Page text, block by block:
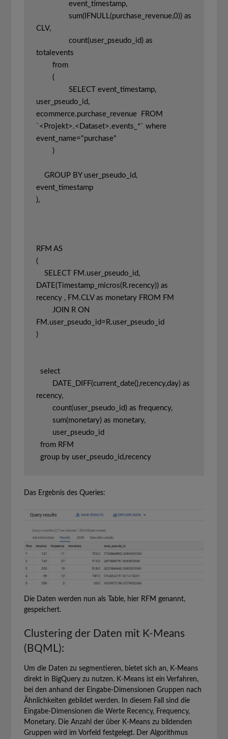
		event_timestamp,
		sum(IFNULL(purchase_revenue,0)) as
CLV,
		count(user_pseudo_id) as
totalevents
	from
	(
		SELECT event_timestamp,
user_pseudo_id,
ecommerce.purchase_revenue  FROM
`<Projekt>.<Dataset>.events_*` where
event_name="purchase"
    GROUP BY user_pseudo_id,
event_timestamp
),
RFM AS
(
    SELECT FM.user_pseudo_id,
DATE(Timestamp_micros(R.recency)) as
recency , FM.CLV as monetary FROM FM
	JOIN R ON
FM.user_pseudo_id=R.user_pseudo_id
)
  select
recency,
  from RFM
  group by user_pseudo_id,recency
Das Ergebnis des Queries:
Die Daten werden nun als Table, hier RFM genannt,
gespeichert.
Clustering der Daten mit K-Means
(BQML):
Um die Daten zu segmentieren, bietet sich an, K-Means
direkt in BigQuery zu nutzen. K-Means ist ein Verfahren,
bei den anhand der Eingabe-Dimensionen Gruppen nach
Ähnlichkeiten gebildet werden. In diesem Fall sind die
Eingabe-Dimensionen die Werte Recency, Frequency,
Monetary. Die Anzahl der über K-Means zu bildenden
Gruppen wird im Vorfeld festgelegt. Der Algorithmus